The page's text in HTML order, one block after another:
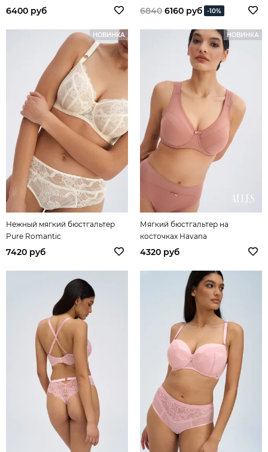
6400 руб 6840 6160 руб -10%
НОВИНКА
Нежный мягкий бюстгальтер
Pure Romantic
7420 руб
НОВИНКА
Мягкий бюстгальтер на
косточках Havana
4320 руб